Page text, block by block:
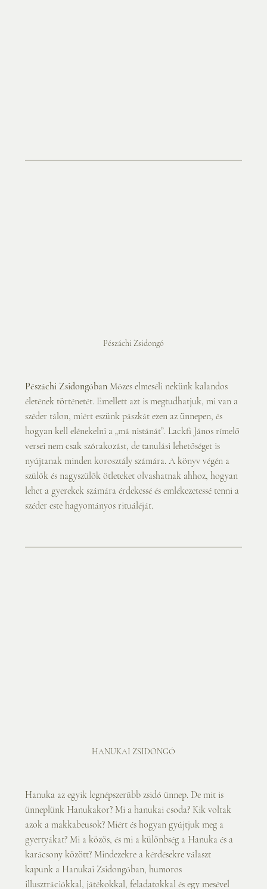
Pészáchi Zsidongó
Pészáchi Zsidongóban Mózes elmeséli nekünk kalandos
életének történetét. Emellett azt is megtudhatjuk, mi van a
széder tálon, miért eszünk pászkát ezen az ünnepen, és
hogyan kell elénekelni a „má nistánát”. Lackfi János rímelő
versei nem csak szórakozást, de tanulási lehetőséget is
nyújtanak minden korosztály számára. A könyv végén a
szülők és nagyszülők ötleteket olvashatnak ahhoz, hogyan
lehet a gyerekek számára érdekessé és emlékezetessé tenni a
széder este hagyományos rituáléját.
HANUKAI ZSIDONGÓ
Hanuka az egyik legnépszerűbb zsidó ünnep. De mit is
ünneplünk Hanukakor? Mi a hanukai csoda? Kik voltak
azok a makkabeusok? Miért és hogyan gyújtjuk meg a
gyertyákat? Mi a közös, és mi a különbség a Hanuka és a
karácsony között? Mindezekre a kérdésekre választ
kapunk a Hanukai Zsidongóban, humoros
illusztrációkkal, játékokkal, feladatokkal és egy mesével